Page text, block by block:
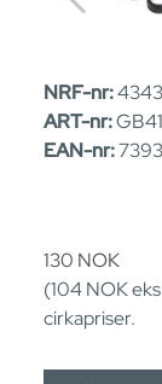
NRF-nr:
ART-nr:
EAN-nr:
130 NOK
(104NOK
cirkapriser.